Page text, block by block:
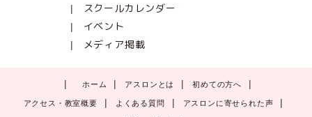
スクールカレンダー
イベント
メディア掲載
ホーム アスロンとは 初めての方へ
アクセス・教室概要 よくある質問 アスロンに寄せられた声